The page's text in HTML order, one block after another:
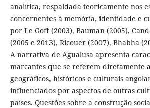
analítica, respaldada teoricamente nos
concernentes à memória, identidade e
por Le Goff (2003), Bauman (2005),
(2005 e 2013), Ricouer (2007), Bhabha
A narrativa de Agualusa apresenta
marcantes que se referem diretamente
geográficos, históricos e culturais
influenciados por aspectos de outras
países. Questões sobre a construção